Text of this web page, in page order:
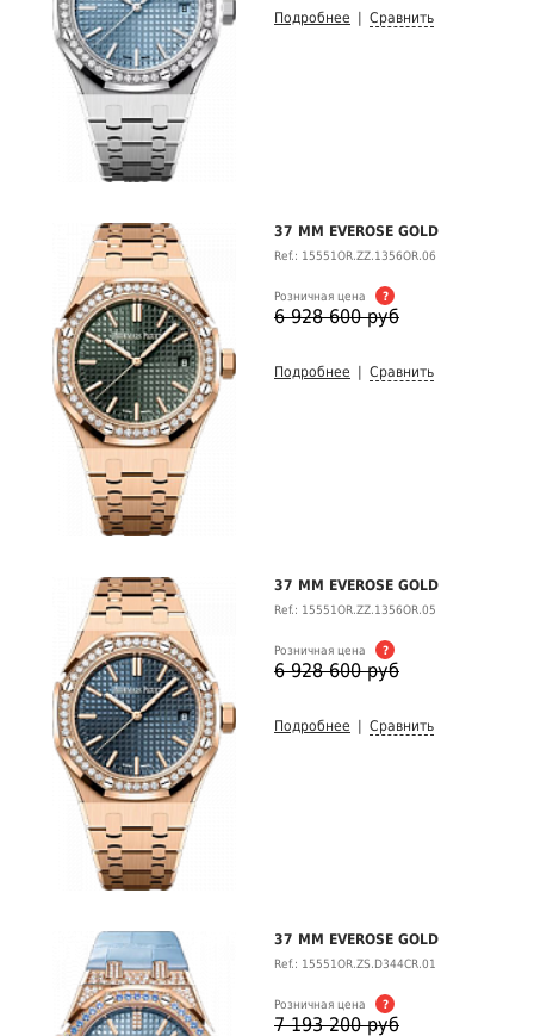
Подробнее Сравнить
37 MM EVEROSE GOLD
Ref.: 15551OR.ZZ.1356OR.06
Розничная цена ?
6 928 600 руб
Подробнее Сравнить
37 MM EVEROSE GOLD
Ref.: 15551OR.ZZ.1356OR.05
Розничная цена ?
6 928 600 руб
Подробнее Сравнить
37 MM EVEROSE GOLD
Ref.: 15551OR.ZS.D344CR.01
Розничная цена ?
7 193 200 руб